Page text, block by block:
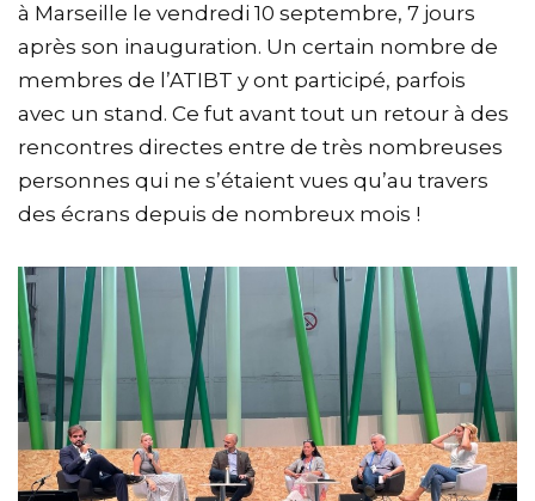
à Marseille le vendredi 10 septembre, 7 jours
après son inauguration. Un certain nombre de
membres de l’ATIBT y ont participé, parfois
avec un stand. Ce fut avant tout un retour à des
rencontres directes entre de très nombreuses
personnes qui ne s’étaient vues qu’au travers
des écrans depuis de nombreux mois !